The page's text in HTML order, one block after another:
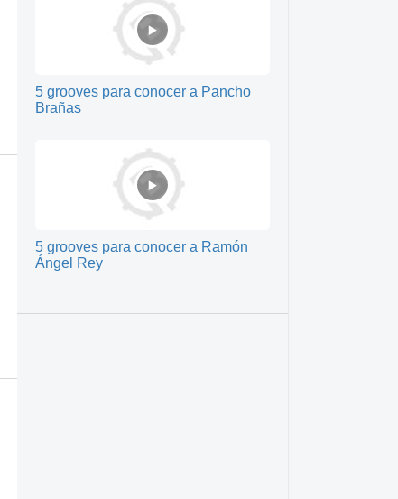
5 grooves para conocer a Pancho
Brañas
5 grooves para conocer a Ramón
Ángel Rey